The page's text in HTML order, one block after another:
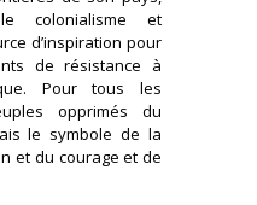
colonialisme et
d’inspiration pour
de résistance à
Pour tous les
opprimés du
le symbole de la
et du courage et de